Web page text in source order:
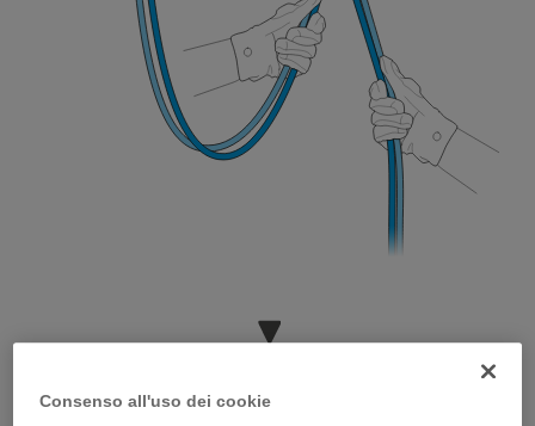
Consenso all'uso dei cookie